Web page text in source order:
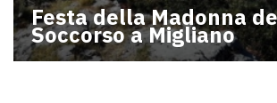
Festa della Madonna
Soccorso a Migliano